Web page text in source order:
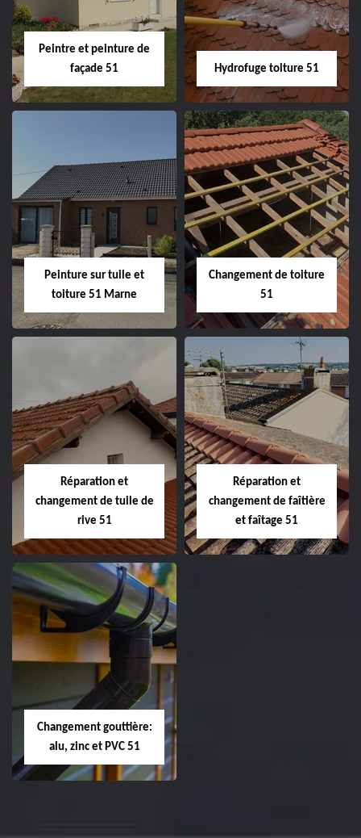
Peintre et peinture de
façade 51
Peintre et peinture
de façade 51
Hydrofuge toiture 51
Hydrofuge toiture
51
Peinture sur tuile et
toiture 51 Marne
Peinture sur tuile
et toiture 51
Marne
Changement de toiture
51
Changement de
toiture 51
Réparation et
changement de tuile de
rive 51
Réparation et
changement de
tuile de rive 51
Réparation et
changement de faîtière
et faîtage 51
Changement gouttière:
alu, zinc et PVC 51